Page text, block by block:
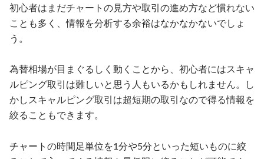
初心者はまだチャートの見方や取引の進め方など慣れない
ことも多く、情報を分析する余裕はなかなかないでしょ
う。
為替相場が目まぐるしく動くことから、初心者にはスキャ
ルピング取引は難しいと思う人もいるかもしれません。し
かしスキャルピング取引は超短期の取引なので得る情報を
絞ることもできます。
チャートの時間足単位を1分や5分といった短いものに絞